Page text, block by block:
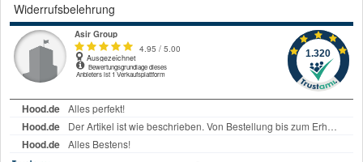
Widerrufsbelehrung